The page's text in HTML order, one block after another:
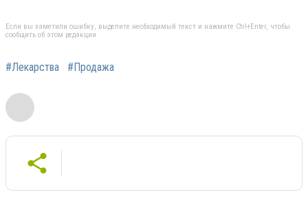
Если вы заметили ошибку, выделите необходимый текст и нажмите Ctrl+Enter, чтобы
сообщить об этом редакции
#Лекарства #Продажа